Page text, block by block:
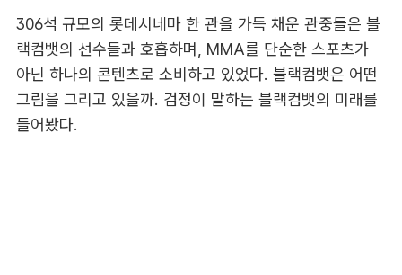
306석 규모의 롯데시네마 한 관을 가득 채운 관중들은 블
랙컴뱃의 선수들과 호흡하며, MMA를 단순한 스포츠가
아닌 하나의 콘텐츠로 소비하고 있었다. 블랙컴뱃은 어떤
그림을 그리고 있을까. 검정이 말하는 블랙컴뱃의 미래를
들어봤다.